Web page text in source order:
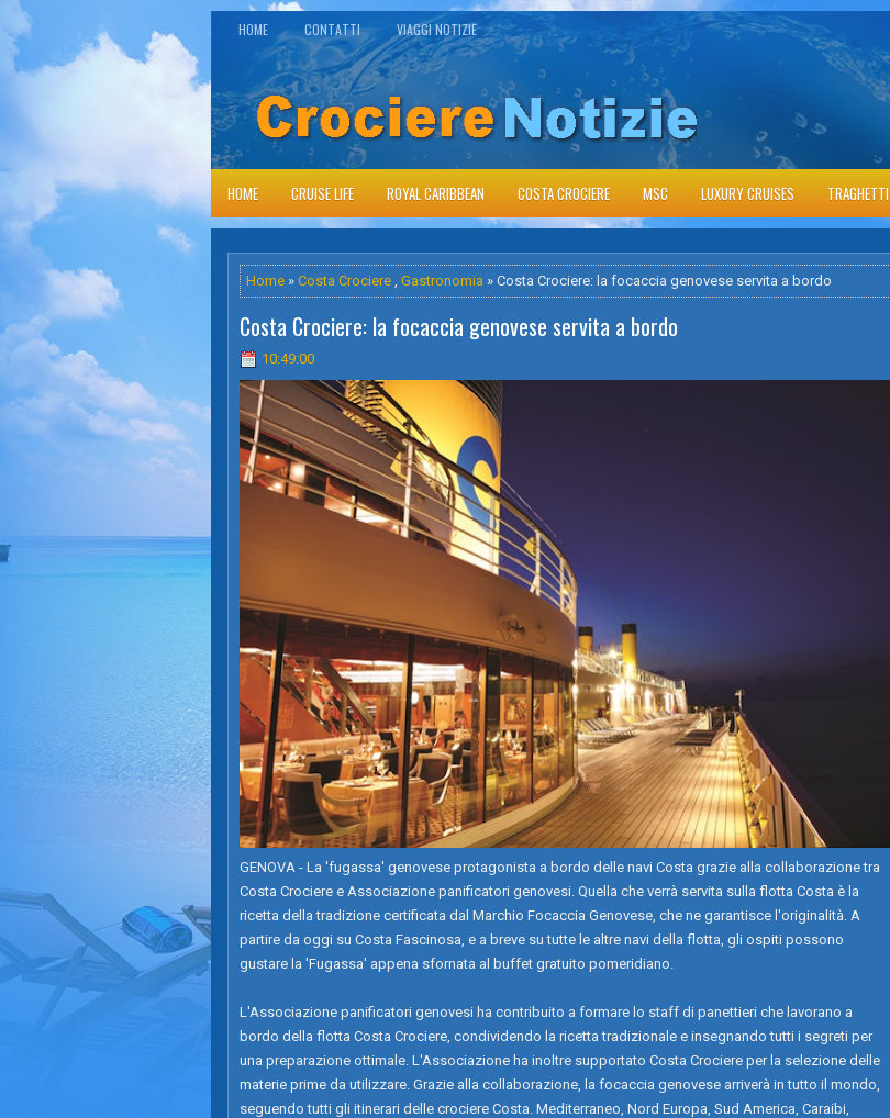
HOME CONTATTI VIAGGI NOTIZIE
HOME CRUISE LIFE ROYAL CARIBBEAN COSTA CROCIERE MSC LUXURY CRUISES TRAGHETTI
Home » Costa Crociere , Gastronomia » Costa Crociere: la focaccia genovese servita a bordo
Costa Crociere: la focaccia genovese servita a bordo
10:49:00
GENOVA - La 'fugassa' genovese protagonista a bordo delle navi Costa grazie alla collaborazione tra
Costa Crociere e Associazione panificatori genovesi. Quella che verrà servita sulla flotta Costa è la
ricetta della tradizione certificata dal Marchio Focaccia Genovese, che ne garantisce l'originalità. A
partire da oggi su Costa Fascinosa, e a breve su tutte le altre navi della flotta, gli ospiti possono
gustare la 'Fugassa' appena sfornata al buffet gratuito pomeridiano.
L'Associazione panificatori genovesi ha contribuito a formare lo staff di panettieri che lavorano a
bordo della flotta Costa Crociere, condividendo la ricetta tradizionale e insegnando tutti i segreti per
una preparazione ottimale. L'Associazione ha inoltre supportato Costa Crociere per la selezione delle
materie prime da utilizzare. Grazie alla collaborazione, la focaccia genovese arriverà in tutto il mondo,
seguendo tutti gli itinerari delle crociere Costa. Mediterraneo, Nord Europa, Sud America, Caraibi,